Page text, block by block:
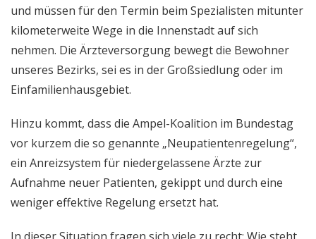
und müssen für den Termin beim Spezialisten mitunter
kilometerweite Wege in die Innenstadt auf sich
nehmen. Die Ärzteversorgung bewegt die Bewohner
unseres Bezirks, sei es in der Großsiedlung oder im
Einfamilienhausgebiet.
Hinzu kommt, dass die Ampel-Koalition im Bundestag
vor kurzem die so genannte „Neupatientenregelung“,
ein Anreizsystem für niedergelassene Ärzte zur
Aufnahme neuer Patienten, gekippt und durch eine
weniger effektive Regelung ersetzt hat.